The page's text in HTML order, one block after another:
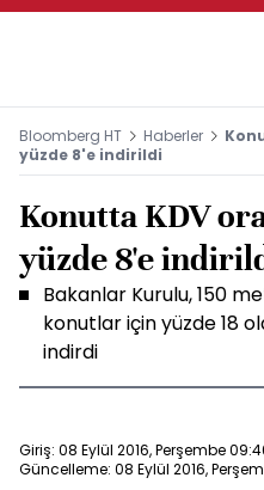
Bloomberg HT Haberler
yüzde 8'e indirildi
Konutta KDV
yüzde 8'e
Bakanlar Kurulu, 150
konutlar için yüzde 18
indirdi
Giriş: 08 Eylül 2016, Perşembe
Güncelleme: 08 Eylül 2016,